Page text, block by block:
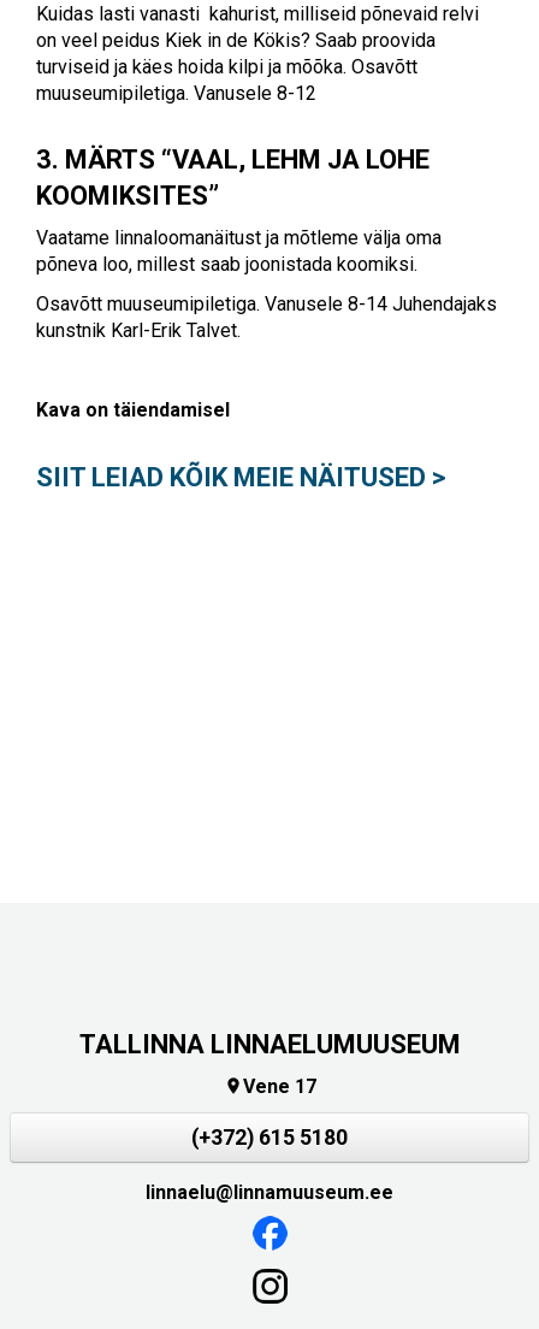
Kuidas lasti vanasti kahurist, milliseid põnevaid relvi
on veel peidus Kiek in de Kökis? Saab proovida
turviseid ja käes hoida kilpi ja mõõka. Osavõtt
muuseumipiletiga. Vanusele 8-12
3. MÄRTS “VAAL, LEHM JA LOHE
KOOMIKSITES”
Vaatame linnaloomanäitust ja mõtleme välja oma
põneva loo, millest saab joonistada koomiksi.
Osavõtt muuseumipiletiga. Vanusele 8-14 Juhendajaks
kunstnik Karl-Erik Talvet.
Kava on täiendamisel
SIIT LEIAD KÕIK MEIE NÄITUSED >
TALLINNA LINNAELUMUUSEUM
Vene 17
(+372) 615 5180
linnaelu@linnamuuseum.ee